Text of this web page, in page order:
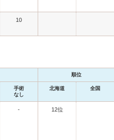
10
順位
手術
なし
北海道 全国
- 12位